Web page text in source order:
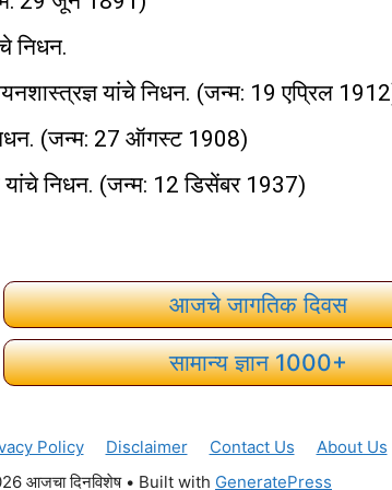
निधन.
यांचे निधन. (जन्म: 19 एप्रिल
(जन्म: 27 ऑगस्ट 1908)
निधन. (जन्म: 12 डिसेंबर 1937)
आजचे जागतिक दिवस
सामान्य ज्ञान 1000+
Policy Disclaimer Contact Us
About Us
आजचा दिनविशेष• Built with GeneratePress